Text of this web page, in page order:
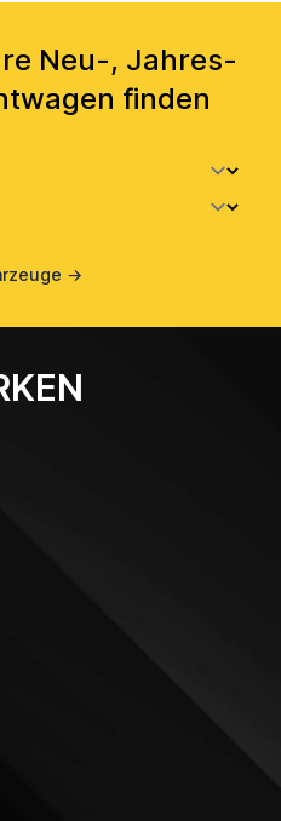
Neu-, Jahres-
finden
→